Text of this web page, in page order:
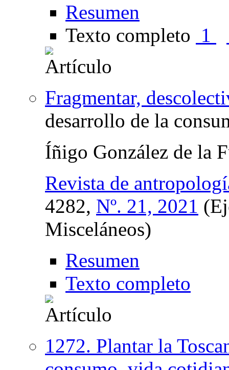
Resumen
Texto completo 1
Fragmentar,
desarrollo de la
Íñigo González de la
Revista de
4282, Nº. 21, 2021
Misceláneos)
Resumen
Texto completo
1272. Plantar la